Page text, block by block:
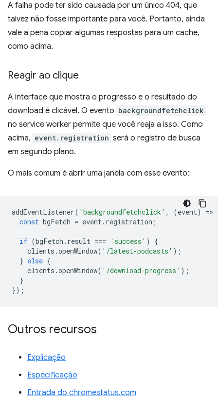
A falha pode ter sido causada por um único 404, que
talvez não fosse importante para você. Portanto, ainda
vale a pena copiar algumas respostas para um cache,
como acima.
Reagir ao clique
A interface que mostra o progresso e o resultado do
download é clicável. O evento backgroundfetchclick
no service worker permite que você reaja a isso. Como
acima, event.registration será o registro de busca
em segundo plano.
O mais comum é abrir uma janela com esse evento:
addEventListener( 'backgroundfetchclick' , (event) =>
const bgFetch = event. registration ;
if (bgFetch . result === 'success' )
{
clients .openWindow( '/latest-podcasts' );
} else {
clients .openWindow( '/download-progress' );
}
});
Outros recursos
Explicação
Especificação
Entrada do chromestatus.com